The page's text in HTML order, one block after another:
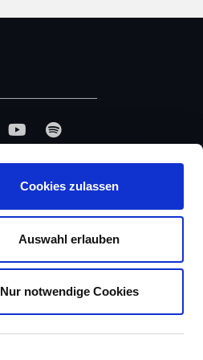
Cookies zulassen
Auswahl erlauben
Nur notwendige Cookies